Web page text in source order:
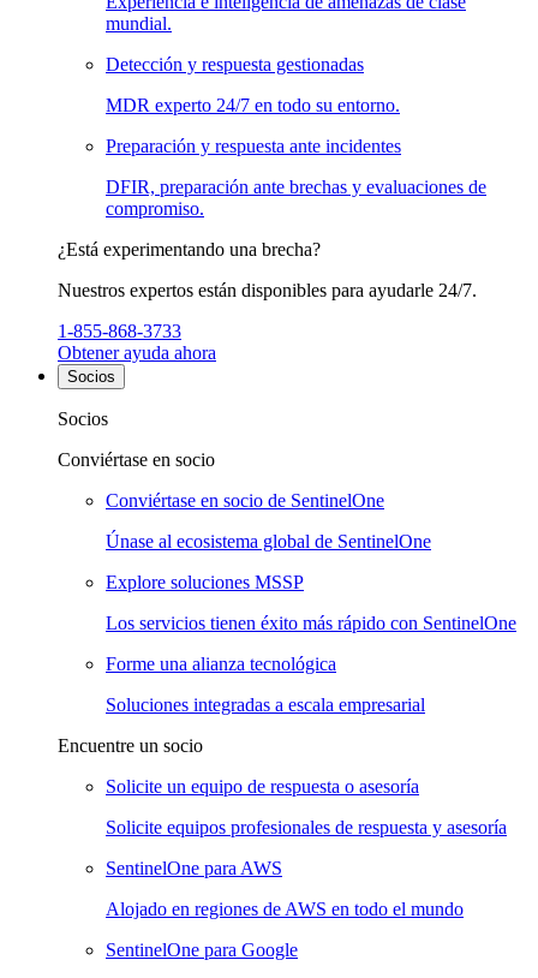
mundial.
Detección y respuesta gestionadas
MDR experto 24/7 en todo su entorno.
Preparación y respuesta ante incidentes
DFIR, preparación ante brechas y evaluaciones de
compromiso.
¿Está experimentando una brecha?
Nuestros expertos están disponibles para ayudarle 24/7.
1-855-868-3733
Obtener ayuda ahora
Socios
Socios
Conviértase en socio
Conviértase en socio de SentinelOne
Únase al ecosistema global de SentinelOne
Explore soluciones MSSP
Los servicios tienen éxito más rápido con SentinelOne
Forme una alianza tecnológica
Soluciones integradas a escala empresarial
Encuentre un socio
Solicite un equipo de respuesta o asesoría
Solicite equipos profesionales de respuesta y asesoría
SentinelOne para AWS
Alojado en regiones de AWS en todo el mundo
SentinelOne para Google